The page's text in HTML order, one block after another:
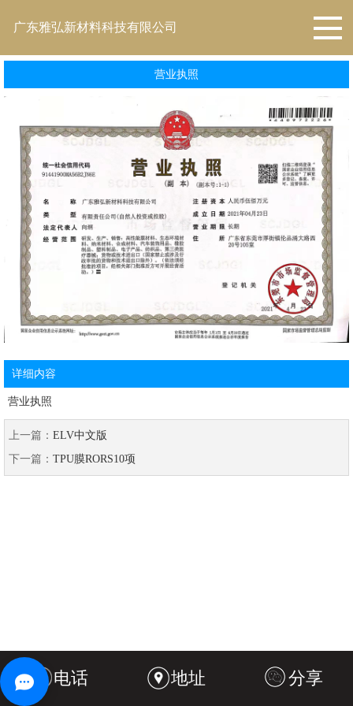
广东雅弘新材料科技有限公司
营业执照
详细内容
营业执照
上一篇： ELV中文版
下一篇： TPU膜RORS10项
电话 地址 分享